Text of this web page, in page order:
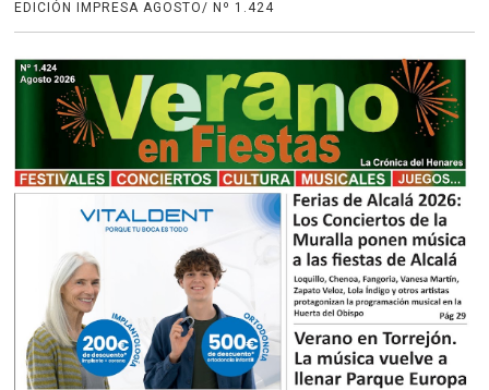
EDICIÓN IMPRESA AGOSTO/ Nº 1.424